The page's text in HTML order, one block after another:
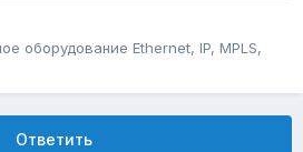
оборудование Ethernet, IP, MPLS,
Ответить